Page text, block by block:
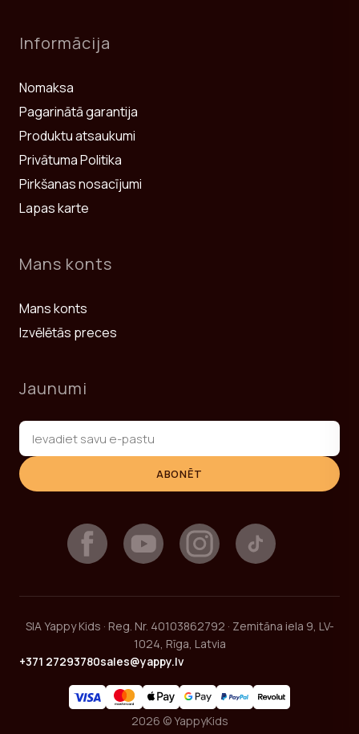
Informācija
Nomaksa
Pagarinātā garantija
Produktu atsaukumi
Privātuma Politika
Pirkšanas nosacījumi
Lapas karte
Mans konts
Mans konts
Izvēlētās preces
Jaunumi
ABONĒT
SIA Yappy Kids · Reg. Nr. 40103862792 · Zemitāna iela 9, LV-
1024, Rīga, Latvia
+371 27293780sales@yappy.lv
2026 © YappyKids